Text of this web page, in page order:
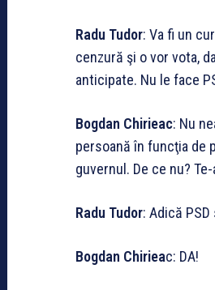
Radu Tudor: Va fi un
cenzură şi o vor vota,
anticipate. Nu le face
Bogdan Chirieac: Nu
persoană în funcţia de
guvernul. De ce nu?
Radu Tudor: Adică
Bogdan Chirieac: DA!